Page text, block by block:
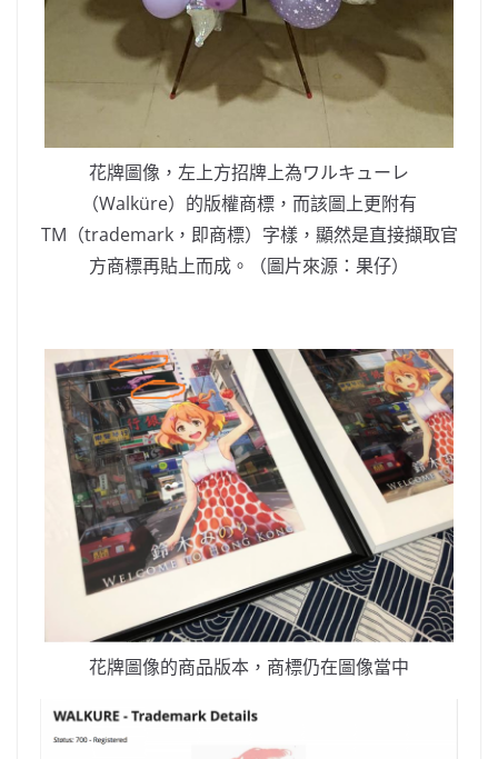
花牌圖像，左上方招牌上為ワルキューレ
（Walküre）的版權商標，而該圖上更附有
TM（trademark，即商標）字樣，顯然是直接擷取官
方商標再貼上而成。（圖片來源：果仔）
花牌圖像的商品版本，商標仍在圖像當中